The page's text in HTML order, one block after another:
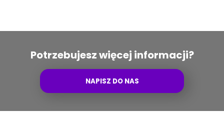
Potrzebujesz więcej informacji?
NAPISZ DO NAS